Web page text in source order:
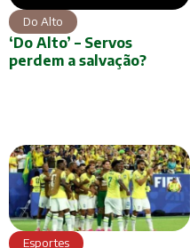
Do Alto
‘Do Alto’ – Servos
perdem a salvação?
Esportes